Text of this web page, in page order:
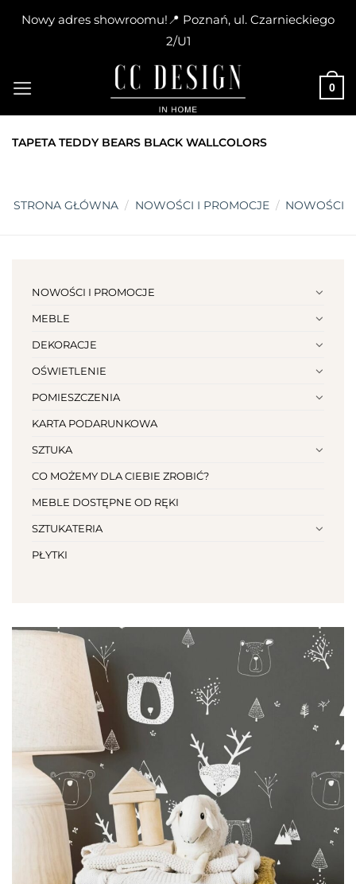
Nowy adres showroomu!📍 Poznań, ul. Czarnieckiego
2/U1
content
0
TAPETA TEDDY BEARS BLACK WALLCOLORS
STRONA GŁÓWNA / NOWOŚCI I PROMOCJE / NOWOŚCI
NOWOŚCI I PROMOCJE
MEBLE
DEKORACJE
OŚWIETLENIE
POMIESZCZENIA
KARTA PODARUNKOWA
SZTUKA
CO MOŻEMY DLA CIEBIE ZROBIĆ?
MEBLE DOSTĘPNE OD RĘKI
SZTUKATERIA
PŁYTKI